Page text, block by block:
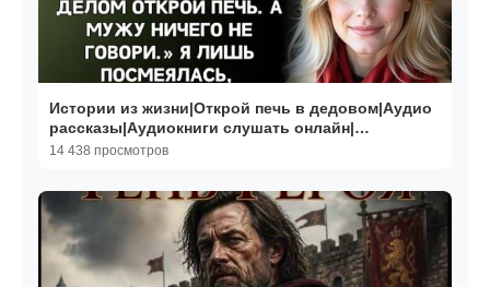
Истории из жизни|Открой печь в дедовом|Аудио
рассказы|Аудиокниги слушать онлайн|
Жизненные истории
14 438 просмотров